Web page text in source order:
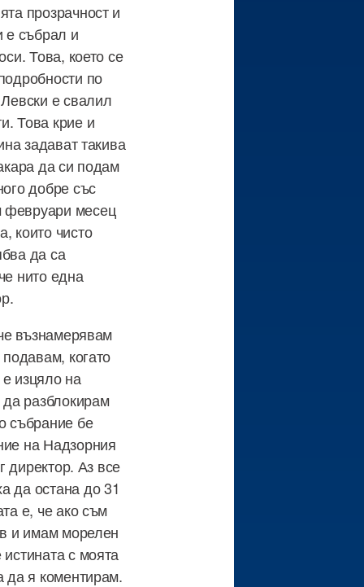
прозрачност и
е събрал и
Това, което се
по
е свалил
Това крие и
задават такива
да си подам
добре със
февруари месец
които чисто
да са
нито една
възнамерявам
когато
изцяло на
да разблокирам
събрание бе
на Надзорния
директор. Аз все
да остана до 31
е, че ако съм
и имам морелен
с моята
да я коментирам.